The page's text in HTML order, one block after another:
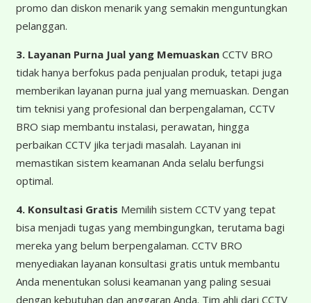
promo dan diskon menarik yang semakin menguntungkan
pelanggan.
3. Layanan Purna Jual yang MemuaskanCCTV BRO
tidak hanya berfokus pada penjualan produk, tetapi juga
memberikan layanan purna jual yang memuaskan. Dengan
tim teknisi yang profesional dan berpengalaman, CCTV
BRO siap membantu instalasi, perawatan, hingga
perbaikan CCTV jika terjadi masalah. Layanan ini
memastikan sistem keamanan Anda selalu berfungsi
optimal.
4. Konsultasi Gratis Memilih sistem CCTV yang tepat
bisa menjadi tugas yang membingungkan, terutama bagi
mereka yang belum berpengalaman. CCTV BRO
menyediakan layanan konsultasi gratis untuk membantu
Anda menentukan solusi keamanan yang paling sesuai
dengan kebutuhan dan anggaran Anda. Tim ahli dari CCTV